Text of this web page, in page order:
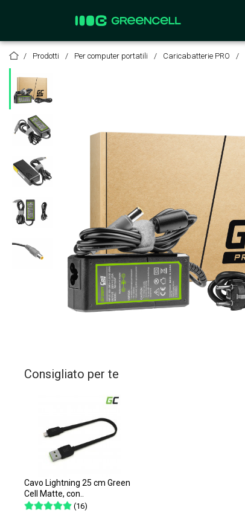
Prodotti Per computer portatili Caricabatterie PRO
Consigliato per te
Cavo Lightning 25 cm Green
Cell Matte, con..
(16)